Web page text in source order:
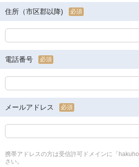
住所（市区郡以降) 必須
電話番号 必須
メールアドレス 必須
携帯アドレスの方は受信許可ドメインに「
さい。